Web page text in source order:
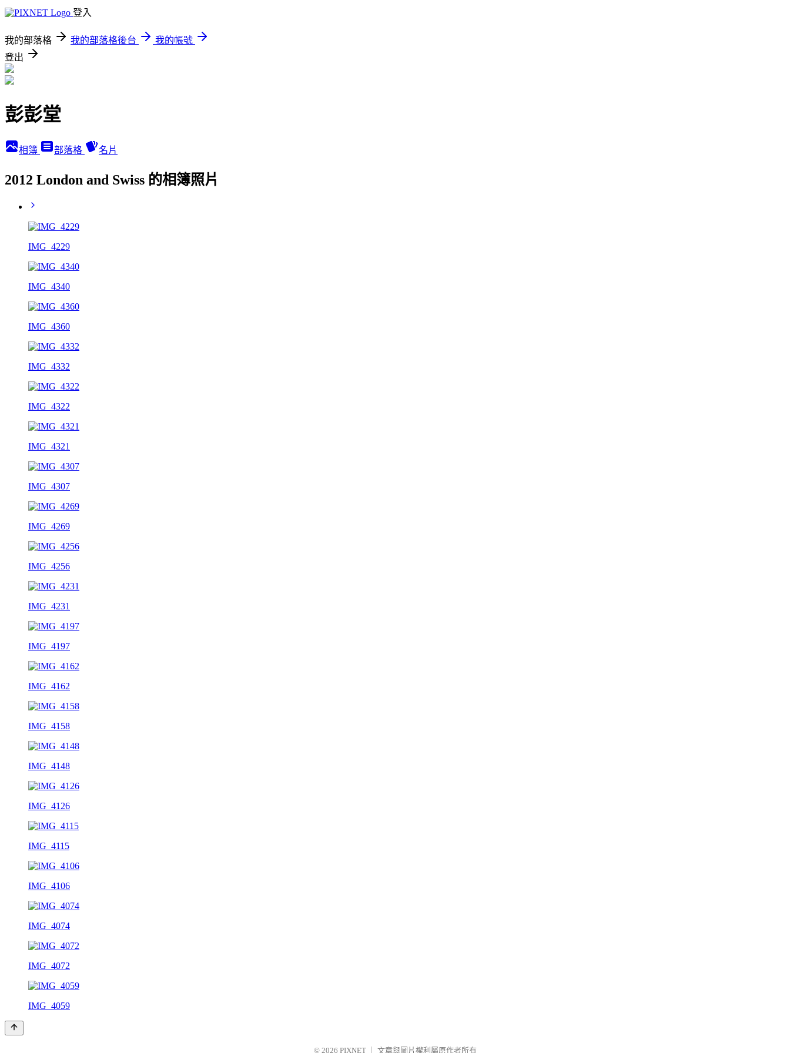
登入
我的部落格 我的部落格後台
我的帳號
登出
彭彭堂
相簿 部落格 名片
2012 London and Swiss 的相簿照片
IMG_4229
IMG_4340
IMG_4360
IMG_4332
IMG_4322
IMG_4321
IMG_4307
IMG_4269
IMG_4256
IMG_4231
IMG_4197
IMG_4162
IMG_4158
IMG_4148
IMG_4126
IMG_4115
IMG_4106
IMG_4074
IMG_4072
IMG_4059
© 2026 PIXNET 文章與圖片權利屬原作者所有